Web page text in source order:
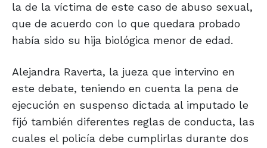
la de la víctima de este caso de abuso sexual,
que de acuerdo con lo que quedara probado
había sido su hija biológica menor de edad.
Alejandra Raverta, la jueza que intervino en
este debate, teniendo en cuenta la pena de
ejecución en suspenso dictada al imputado le
fijó también diferentes reglas de conducta, las
cuales el policía debe cumplirlas durante dos